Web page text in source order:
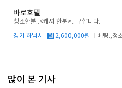
바로호텔
청소한분..<캐셔 한분>.. 구합니다.
경기 하남시 월 2,600,000원
많이 본 기사